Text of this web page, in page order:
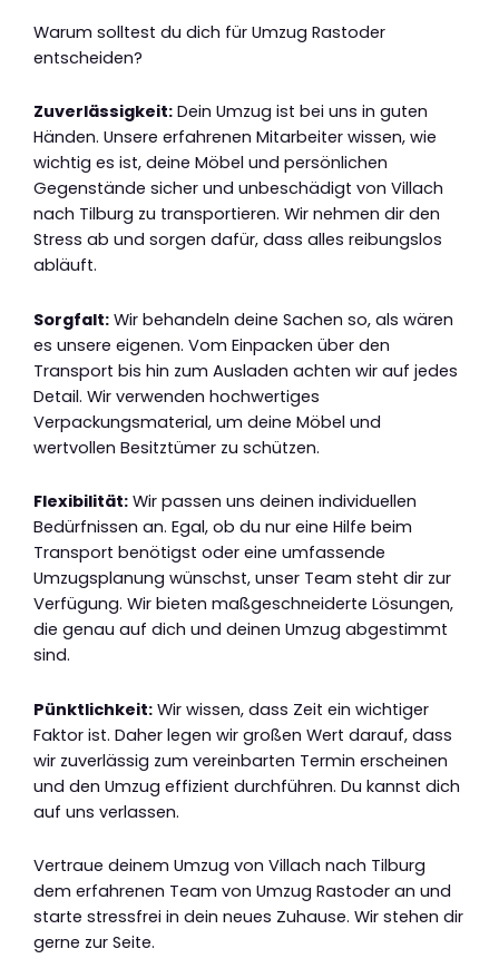
Warum solltest du dich für Umzug Rastoder
entscheiden?
Zuverlässigkeit: Dein Umzug ist bei uns in guten
Händen. Unsere erfahrenen Mitarbeiter wissen, wie
wichtig es ist, deine Möbel und persönlichen
Gegenstände sicher und unbeschädigt von Villach
nach Tilburg zu transportieren. Wir nehmen dir den
Stress ab und sorgen dafür, dass alles reibungslos
abläuft.
Sorgfalt: Wir behandeln deine Sachen so, als wären
es unsere eigenen. Vom Einpacken über den
Transport bis hin zum Ausladen achten wir auf jedes
Detail. Wir verwenden hochwertiges
Verpackungsmaterial, um deine Möbel und
wertvollen Besitztümer zu schützen.
Flexibilität: Wir passen uns deinen individuellen
Bedürfnissen an. Egal, ob du nur eine Hilfe beim
Transport benötigst oder eine umfassende
Umzugsplanung wünschst, unser Team steht dir zur
Verfügung. Wir bieten maßgeschneiderte Lösungen,
die genau auf dich und deinen Umzug abgestimmt
sind.
Pünktlichkeit: Wir wissen, dass Zeit ein wichtiger
Faktor ist. Daher legen wir großen Wert darauf, dass
wir zuverlässig zum vereinbarten Termin erscheinen
und den Umzug effizient durchführen. Du kannst dich
auf uns verlassen.
Vertraue deinem Umzug von Villach nach Tilburg
dem erfahrenen Team von Umzug Rastoder an und
starte stressfrei in dein neues Zuhause. Wir stehen dir
gerne zur Seite.